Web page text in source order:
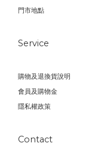
門市地點
Service
購物及退換貨說明
會員及購物金
隱私權政策
Contact